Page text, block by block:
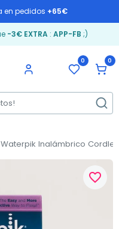
en pedidos +65€
-3€ EXTRA: APP-FB ;)
0 0
Waterpik Inalámbrico
favorite_border